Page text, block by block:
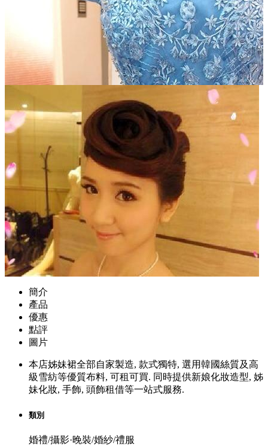
簡介
產品
優惠
點評
圖片
本店姊妹裙全部自家製造, 款式獨特, 選用韓國絲質及高
級雪紡等優質布料, 可租可買. 同時提供新娘化妝造型, 姊
妹化妝, 手飾, 頭飾租借等一站式服務.
類別
婚禮/攝影·晚裝/婚紗/禮服